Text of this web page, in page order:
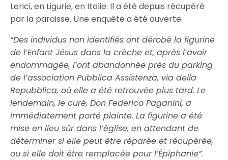
Lerici, en Ligurie, en Italie. Il a été depuis récupéré
par la paroisse. Une enquête a été ouverte.
“Des individus non identifiés ont dérobé la figurine
de l’Enfant Jésus dans la crèche et, après l’avoir
endommagée, l’ont abandonnée près du parking
de l’association Pubblica Assistenza, via della
Repubblica, où elle a été retrouvée plus tard. Le
lendemain, le curé, Don Federico Paganini, a
immédiatement porté plainte. La figurine a été
mise en lieu sûr dans l’église, en attendant de
déterminer si elle peut être réparée et récupérée,
ou si elle doit être remplacée pour l’Épiphanie”.